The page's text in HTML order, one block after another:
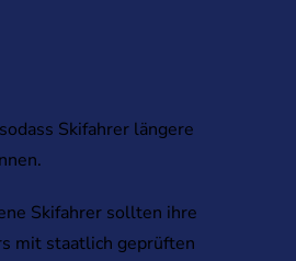
Skifahrer längere
Skifahrer sollten ihre
mit staatlich geprüften